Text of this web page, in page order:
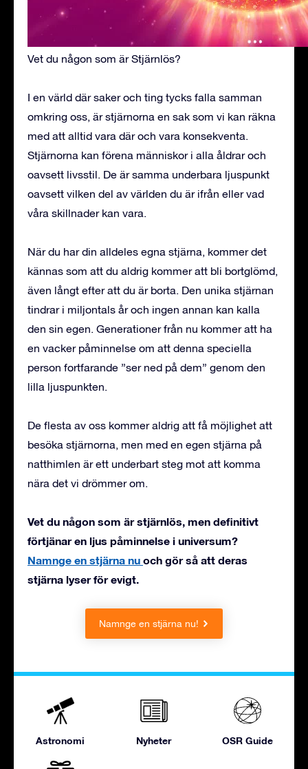
Vet du någon som är Stjärnlös?
I en värld där saker och ting tycks falla samman
omkring oss, är stjärnorna en sak som vi kan räkna
med att alltid vara där och vara konsekventa.
Stjärnorna kan förena människor i alla åldrar och
oavsett livsstil. De är samma underbara ljuspunkt
oavsett vilken del av världen du är ifrån eller vad
våra skillnader kan vara.
När du har din alldeles egna stjärna, kommer det
kännas som att du aldrig kommer att bli bortglömd,
även långt efter att du är borta. Den unika stjärnan
tindrar i miljontals år och ingen annan kan kalla
den sin egen. Generationer från nu kommer att ha
en vacker påminnelse om att denna speciella
person fortfarande ”ser ned på dem” genom den
lilla ljuspunkten.
De flesta av oss kommer aldrig att få möjlighet att
besöka stjärnorna, men med en egen stjärna på
natthimlen är ett underbart steg mot att komma
nära det vi drömmer om.
Vet du någon som är stjärnlös, men definitivt
förtjänar en ljus påminnelse i universum?
Namnge en stjärna nu och gör så att deras
stjärna lyser för evigt.
Namnge en stjärna nu!
Astronomi Nyheter OSR Guide